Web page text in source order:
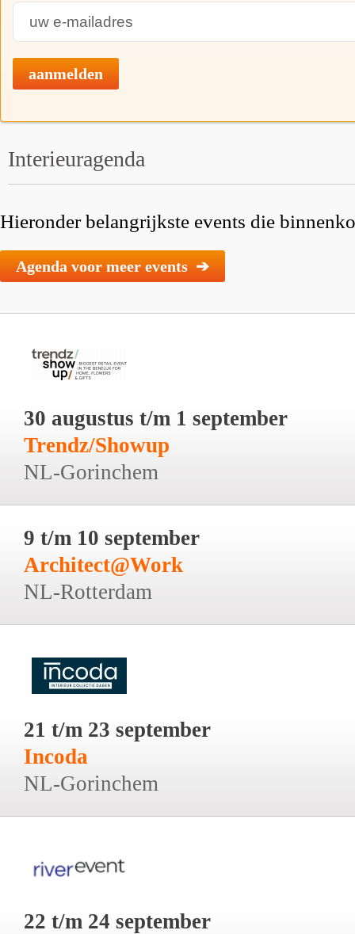
aanmelden
Interieuragenda
Hieronder belangrijkste events die
Agenda voor meer events ➔
30 augustus t/m 1 september
Trendz/Showup
NL-Gorinchem
9 t/m 10 september
Architect@Work
NL-Rotterdam
21 t/m 23 september
Incoda
NL-Gorinchem
22 t/m 24 september